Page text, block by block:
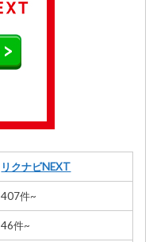
リクナビNEXT
407件~
46件~